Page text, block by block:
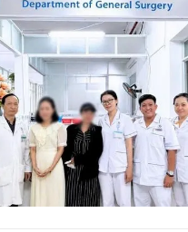
Tin 360
Magazine
Bạn cần biết